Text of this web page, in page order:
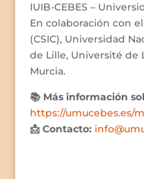
IUIB-CEBES –
En colaboración con
(CSIC), Universidad
de Lille, Université de
Murcia.
📚 Más información
https://umucebes.es/
📩 Contacto: